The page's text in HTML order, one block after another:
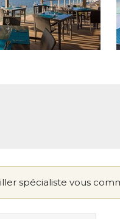
spécialiste vous